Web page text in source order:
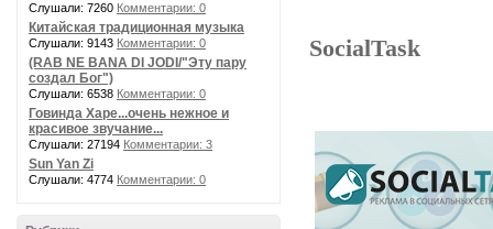
Слушали: 7260 Комментарии: 0
Китайская традиционная музыка
Слушали: 9143 Комментарии: 0
(RAB NE BANA DI JODI/"Эту пару
создал Бог")
Слушали: 6538 Комментарии: 0
Говинда Харе...очень нежное и
красивое звучание...
Слушали: 27194 Комментарии: 3
Sun Yan Zi
Слушали: 4774 Комментарии: 0
SocialTask